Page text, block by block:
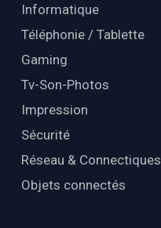
Informatique
Téléphonie / Tablette
Gaming
Tv-Son-Photos
Impression
Sécurité
Réseau & Connectiques
Objets connectés